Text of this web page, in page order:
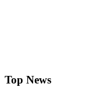
Top News